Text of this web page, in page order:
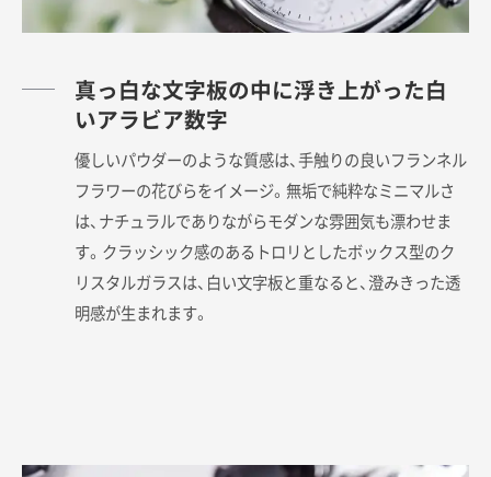
真っ白な文字板の中に浮き上がった白
いアラビア数字
優しいパウダーのような質感は、手触りの良いフランネル
フラワーの花びらをイメージ。無垢で純粋なミニマルさ
は、ナチュラルでありながらモダンな雰囲気も漂わせま
す。クラッシック感のあるトロリとしたボックス型のク
リスタルガラスは、白い文字板と重なると、澄みきった透
明感が生まれます。